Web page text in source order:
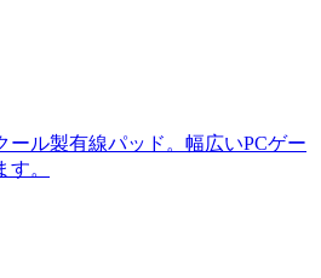
ール製有線パッド。幅広いPCゲー
。